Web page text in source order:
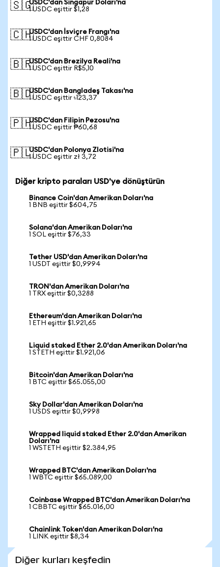
🇸🇬USDC'dan Singapur Doları'na
1 USDC eşittir $1,28
🇨🇭USDC'dan İsviçre Frangı'na
1 USDC eşittir CHF 0,8084
🇧🇷USDC'dan Brezilya Reali'na
1 USDC eşittir R$5,10
🇧🇩USDC'dan Bangladeş Takası'na
1 USDC eşittir ৳123,37
🇵🇭USDC'dan Filipin Pezosu'na
1 USDC eşittir ₱60,68
🇵🇱USDC'dan Polonya Zlotisi'na
1 USDC eşittir zł 3,72
Diğer kripto paraları USD'ye dönüştürün
Binance Coin'dan Amerikan Doları'na
1 BNB eşittir $604,75
Solana'dan Amerikan Doları'na
1 SOL eşittir $76,33
Tether USD'dan Amerikan Doları'na
1 USDT eşittir $0,9994
TRON'dan Amerikan Doları'na
1 TRX eşittir $0,3288
Ethereum'dan Amerikan Doları'na
1 ETH eşittir $1.921,65
Liquid staked Ether 2.0'dan Amerikan Doları'na
1 STETH eşittir $1.921,06
Bitcoin'dan Amerikan Doları'na
1 BTC eşittir $65.055,00
Sky Dollar'dan Amerikan Doları'na
1 USDS eşittir $0,9998
Wrapped liquid staked Ether 2.0'dan Amerikan
Doları'na
1 WSTETH eşittir $2.384,95
Wrapped BTC'dan Amerikan Doları'na
1 WBTC eşittir $65.089,00
Coinbase Wrapped BTC'dan Amerikan Doları'na
1 CBBTC eşittir $65.016,00
Chainlink Token'dan Amerikan Doları'na
1 LINK eşittir $8,34
Diğer kurları keşfedin